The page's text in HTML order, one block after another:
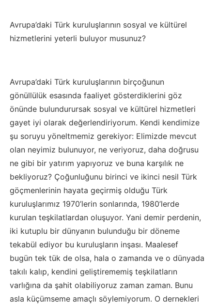
Avrupa’daki Türk kuruluşlarının sosyal ve kültürel
hizmetlerini yeterli buluyor musunuz?
Avrupa’daki Türk kuruluşlarının birçoğunun
gönüllülük esasında faaliyet gösterdiklerini göz
önünde bulundurursak sosyal ve kültürel hizmetleri
gayet iyi olarak değerlendiriyorum. Kendi kendimize
şu soruyu yöneltmemiz gerekiyor: Elimizde mevcut
olan neyimiz bulunuyor, ne veriyoruz, daha doğrusu
ne gibi bir yatırım yapıyoruz ve buna karşılık ne
bekliyoruz? Çoğunluğunu birinci ve ikinci nesil Türk
göçmenlerinin hayata geçirmiş olduğu Türk
kuruluşlarımız 1970’lerin sonlarında, 1980’lerde
kurulan teşkilatlardan oluşuyor. Yani demir perdenin,
iki kutuplu bir dünyanın bulunduğu bir döneme
tekabül ediyor bu kuruluşların inşası. Maalesef
bugün tek tük de olsa, hala o zamanda ve o dünyada
takılı kalıp, kendini geliştirememiş teşkilatların
varlığına da şahit olabiliyoruz zaman zaman. Bunu
asla küçümseme amaçlı söylemiyorum. O dernekleri